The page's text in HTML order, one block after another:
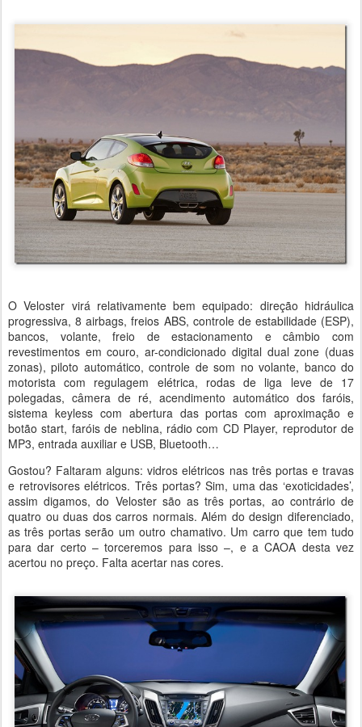
O Veloster virá relativamente bem equipado: direção hidráulica
progressiva, 8 airbags, freios ABS, controle de estabilidade (ESP),
bancos, volante, freio de estacionamento e câmbio com
revestimentos em couro, ar-condicionado digital dual zone (duas
zonas), piloto automático, controle de som no volante, banco do
motorista com regulagem elétrica, rodas de liga leve de 17
polegadas, câmera de ré, acendimento automático dos faróis,
sistema keyless com abertura das portas com aproximação e
botão start, faróis de neblina, rádio com CD Player, reprodutor de
MP3, entrada auxiliar e USB, Bluetooth…
Gostou? Faltaram alguns: vidros elétricos nas três portas e travas
e retrovisores elétricos. Três portas? Sim, uma das ‘exoticidades’,
assim digamos, do Veloster são as três portas, ao contrário de
quatro ou duas dos carros normais. Além do design diferenciado,
as três portas serão um outro chamativo. Um carro que tem tudo
para dar certo – torceremos para isso –, e a CAOA desta vez
acertou no preço. Falta acertar nas cores.